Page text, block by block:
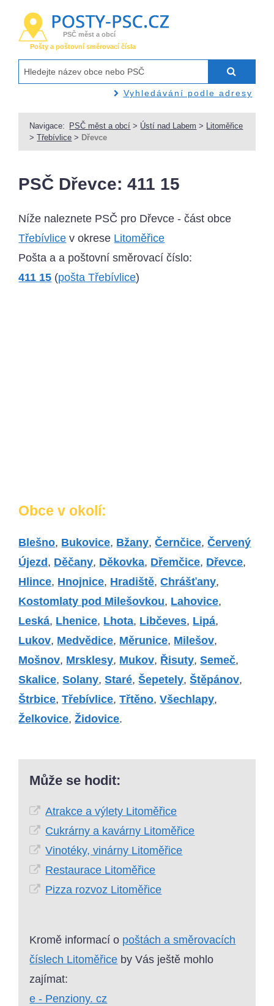
PSČ měst a obcí
Pošty a poštovní směrovací čísla
Vyhledávání podle adresy
Navigace: PSČ měst a obcí > Ústí nad Labem > Litoměřice
>Třebívlice > Dřevce
PSČ Dřevce: 411 15
Níže naleznete PSČ pro Dřevce - část obce
Třebívlice v okrese Litoměřice
Pošta a a poštovní směrovací číslo:
411 15 (pošta Třebívlice)
Obce v okolí:
Blešno, Bukovice, Bžany,Černčice,Červený
Újezd , Děčany, Děkovka, Dřemčice, Dřevce,
Hlince, Hnojnice, Hradiště,Chrášťany,
Kostomlaty pod Milešovkou, Lahovice,
Leská, Lhenice, Lhota, Libčeves, Lipá,
Lukov, Medvědice, Měrunice, Milešov,
Mošnov, Mrsklesy, Mukov, Řisuty,Semeč,
Skalice,Solany,Staré,Šepetely,Štěpánov,
Štrbice,Třebívlice,Třtěno,Všechlapy,
Želkovice,Židovice.
Může se hodit:
Atrakce a výlety Litoměřice
Cukrárny a kavárny Litoměřice
Vinotéky, vinárny Litoměřice
Restaurace Litoměřice
Pizza rozvoz Litoměřice
Kromě informací o poštách a směrovacích
číslech Litoměřice by Vás ještě mohlo
zajímat:
e - Penziony. cz